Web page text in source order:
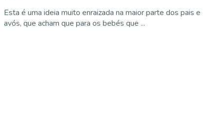
Esta é uma ideia muito enraizada na maior parte dos pais e
avós, que acham que para os bebés que ...